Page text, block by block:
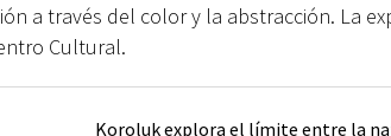
a través del color y la abstracción. La
Cultural.